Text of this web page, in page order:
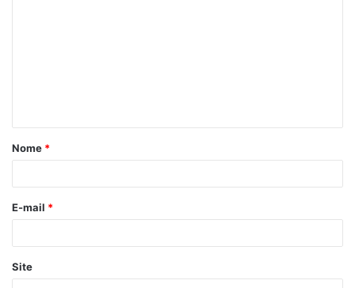
á
r
*
Nome *
E-mail *
Site